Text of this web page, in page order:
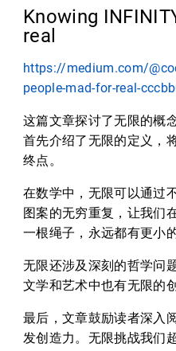
Knowing
real
https://medium.com/
people-mad-for-real-
这篇文章探讨了无限的概
首先介绍了无限的定义，
终点。
在数学中，无限可以通过
图案的无穷重复，让我们
一根绳子，永远都有更小
无限还涉及深刻的哲学问
文学和艺术中也有无限的
最后，文章鼓励读者深入
发创造力。无限挑战我们